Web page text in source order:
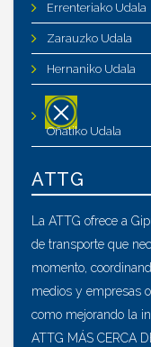
Errenteriako Udala
Zarauzko Udala
Hernaniko Udala
Oñatiko Udala
ATTG
La ATTG ofrece a
de transporte que
momento,
medios y empresas
como mejorando la
ATTG MÁS CERCA